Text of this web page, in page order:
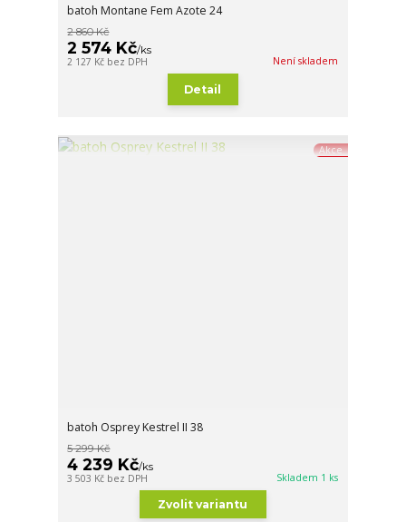
batoh Montane Fem Azote 24
2 860 Kč
2 574 Kč/ks
2 127 Kč bez DPH Není skladem
Detail
Akce
batoh Osprey Kestrel II 38
5 299 Kč
4 239 Kč/ks
3 503 Kč bez DPH Skladem 1 ks
Zvolit variantu